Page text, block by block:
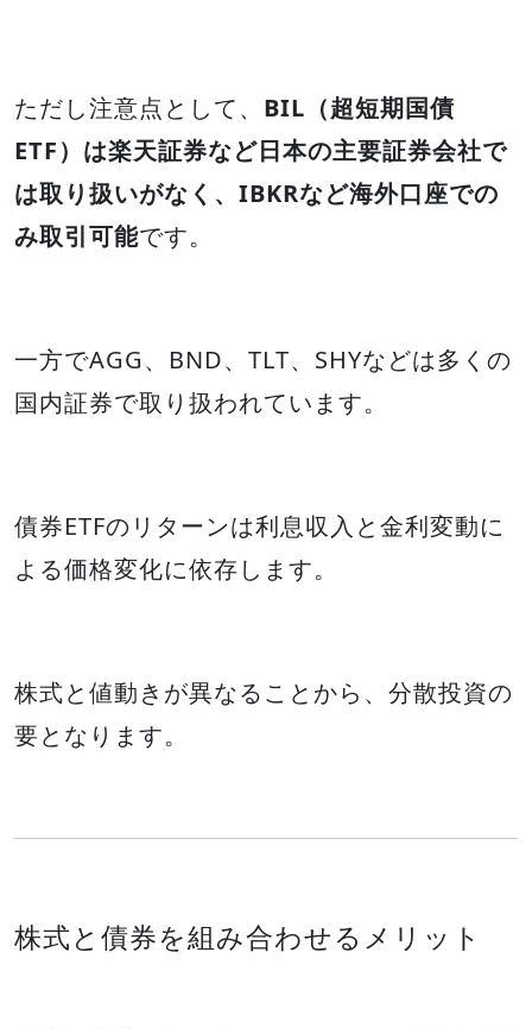
ただし注意点として、 BIL（超短期国債
ETF）は楽天証券など日本の主要証券会社で
は取り扱いがなく、IBKRなど海外口座での
み取引可能です。
一方でAGG、BND、TLT、SHYなどは多くの
国内証券で取り扱われています。
債券ETFのリターンは利息収入と金利変動に
よる価格変化に依存します。
株式と値動きが異なることから、分散投資の
要となります。
株式と債券を組み合わせるメリット